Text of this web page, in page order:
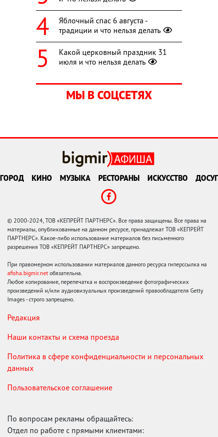
Яблочный спас 6 августа -
традиции и что нельзя делать
Какой церковный праздник 31
июля и что нельзя делать
МЫ В СОЦСЕТЯХ
ГОРОД КИНО МУЗЫКА РЕСТОРАНЫ ИСКУССТВО ДОСУГ
© 2000-2024, ТОВ «КЕПРЕЙТ ПАРТНЕРС». Все права защищены. Все права на
материалы, опубликованные на данном ресурсе, принадлежат ТОВ «КЕПРЕЙТ
ПАРТНЕРС». Какое-либо использование материалов без письменного
разрешения ТОВ «КЕПРЕЙТ ПАРТНЕРС» запрещено.
При правомерном использовании материалов данного ресурса гиперссылка на
afisha.bigmir.net обязательна.
Любое копирование, перепечатка и воспроизведение фотографических
произведений и/или аудиовизуальных произведений правообладателя Getty
Images - строго запрещено.
Редакция
Наши контакты и схема проезда
Политика в сфере конфиденциальности и персональных
данных
Пользовательское соглашение
По вопросам рекламы обращайтесь:
Отдел по работе с прямыми клиентами: